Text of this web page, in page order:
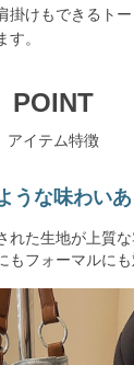
掛けもできるト
。
POINT
アイテム特徴
うな味わい
れた生地が上質
もフォーマルに